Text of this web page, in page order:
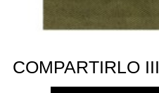
COMPARTIRLO III